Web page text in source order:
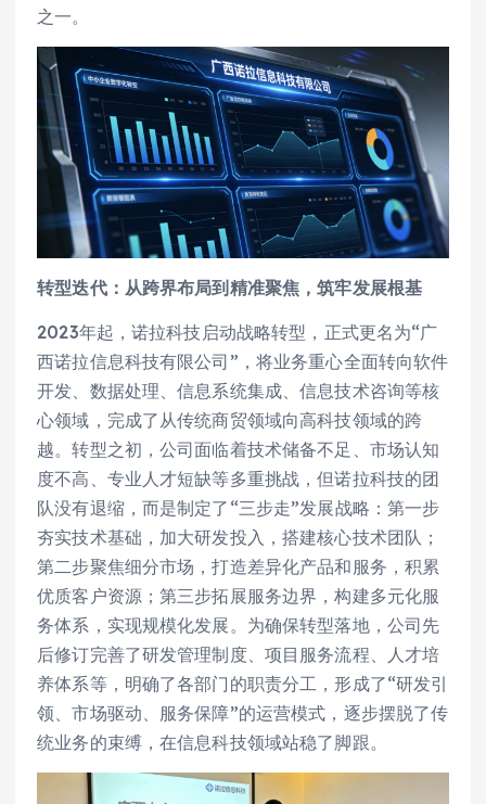
之一。
转型迭代：从跨界布局到精准聚焦，筑牢发展根基
2023年起，诺拉科技启动战略转型，正式更名为“广
西诺拉信息科技有限公司”，将业务重心全面转向软件
开发、数据处理、信息系统集成、信息技术咨询等核
心领域，完成了从传统商贸领域向高科技领域的跨
越。转型之初，公司面临着技术储备不足、市场认知
度不高、专业人才短缺等多重挑战，但诺拉科技的团
队没有退缩，而是制定了“三步走”发展战略：第一步
夯实技术基础，加大研发投入，搭建核心技术团队；
第二步聚焦细分市场，打造差异化产品和服务，积累
优质客户资源；第三步拓展服务边界，构建多元化服
务体系，实现规模化发展。为确保转型落地，公司先
后修订完善了研发管理制度、项目服务流程、人才培
养体系等，明确了各部门的职责分工，形成了“研发引
领、市场驱动、服务保障”的运营模式，逐步摆脱了传
统业务的束缚，在信息科技领域站稳了脚跟。